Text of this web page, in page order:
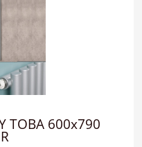
TOBA 600x790